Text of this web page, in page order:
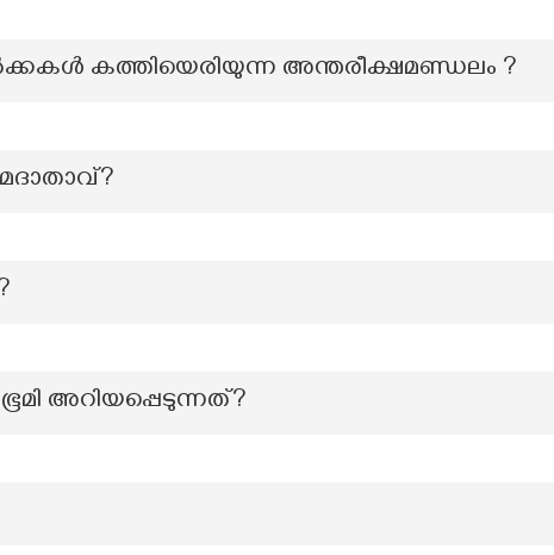
കത്തിയെരിയുന്ന അന്തരീക്ഷമണ്ഡലം ?
അറിയപ്പെടുന്നത്?